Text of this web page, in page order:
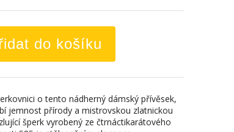
do košíku
o tento nádherný dámský přívěsek,
jemnost přírody a mistrovskou zlatnickou
šperk vyrobený ze čtrnáctikarátového